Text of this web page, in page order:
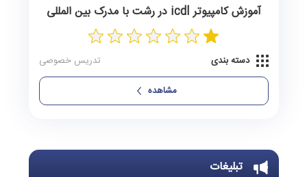
آموزش کامپیوتر icdl در رشت با مدرک بین المللی
دسته بندی
تدریس خصوصی
مشاهده
تبلیغات